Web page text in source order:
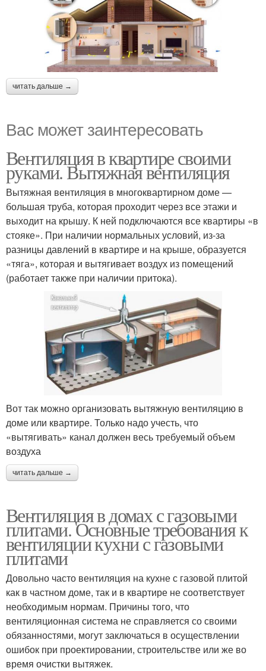
читать дальше →
Вас может заинтересовать
Вентиляция в квартире своими
руками. Вытяжная вентиляция
Вытяжная вентиляция в многоквартирном доме —
большая труба, которая проходит через все этажи и
выходит на крышу. К ней подключаются все квартиры «в
стояке». При наличии нормальных условий, из-за
разницы давлений в квартире и на крыше, образуется
«тяга», которая и вытягивает воздух из помещений
(работает также при наличии притока).
Вот так можно организовать вытяжную вентиляцию в
доме или квартире. Только надо учесть, что
«вытягивать» канал должен весь требуемый объем
воздуха
читать дальше →
Вентиляция в домах с газовыми
плитами. Основные требования к
вентиляции кухни с газовыми
плитами
Довольно часто вентиляция на кухне с газовой плитой
как в частном доме, так и в квартире не соответствует
необходимым нормам. Причины того, что
вентиляционная система не справляется со своими
обязанностями, могут заключаться в осуществлении
ошибок при проектировании, строительстве или же во
время очистки вытяжек.